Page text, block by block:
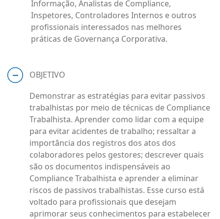
Informação, Analistas de Compliance,
Inspetores, Controladores Internos e outros
profissionais interessados nas melhores
práticas de Governança Corporativa.
OBJETIVO
Demonstrar as estratégias para evitar passivos
trabalhistas por meio de técnicas de Compliance
Trabalhista. Aprender como lidar com a equipe
para evitar acidentes de trabalho; ressaltar a
importância dos registros dos atos dos
colaboradores pelos gestores; descrever quais
são os documentos indispensáveis ao
Compliance Trabalhista e aprender a eliminar
riscos de passivos trabalhistas. Esse curso está
voltado para profissionais que desejam
aprimorar seus conhecimentos para estabelecer